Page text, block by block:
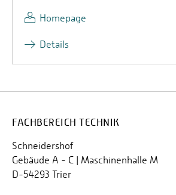
Homepage
Details
FACHBEREICH TECHNIK
Schneidershof
Gebäude A - C | Maschinenhalle M
D-54293 Trier